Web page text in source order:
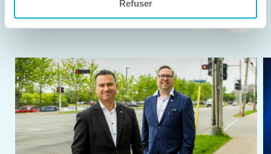
Refuser
Articles similaires